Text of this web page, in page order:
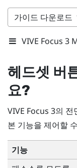
가이드 다운로드
VIVE Focus 3
헤드셋 버
요?
VIVE Focus 3의 전
본 기능을 제어할
기능